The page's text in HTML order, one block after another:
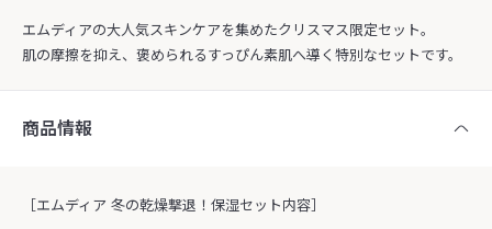
エムディアの大人気スキンケアを集めたクリスマス限定セット。
肌の摩擦を抑え、褒められるすっぴん素肌へ導く特別なセットです。
商品情報
［エムディア 冬の乾燥撃退！保湿セット内容］